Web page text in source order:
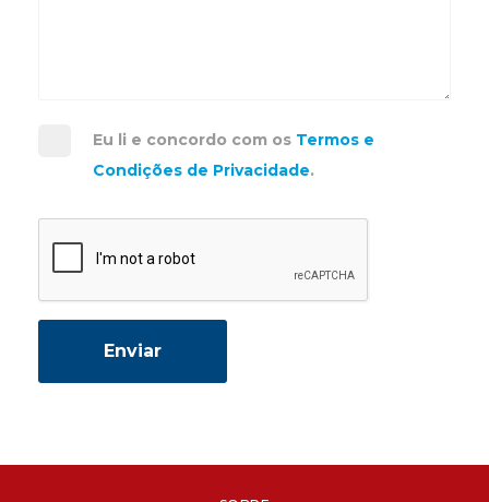
Eu li e concordo com os Termos e
Condições de Privacidade.
Enviar